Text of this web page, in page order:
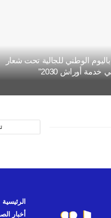
الوطني للجالية تحت شعار
خدمة أوراش 2030”
الرئيسية
أخبار